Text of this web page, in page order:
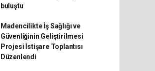
buluştu
Madencilikte İş Sağlığı ve
Güvenliğinin Geliştirilmesi
Projesi İstişare Toplantısı
Düzenlendi